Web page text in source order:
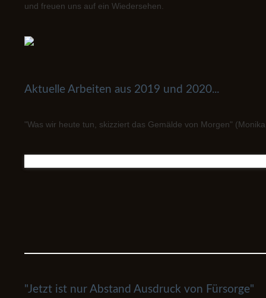
und freuen uns auf ein Wiedersehen.
Aktuelle Arbeiten aus 2019 und 2020...
"Was wir heute tun, skizziert das Gemälde von Morgen"
"Jetzt ist nur Abstand Ausdruck von Fürsorge"